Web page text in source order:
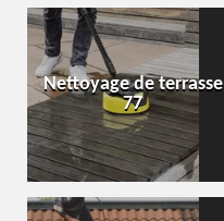
Nettoyage de terrasse
77